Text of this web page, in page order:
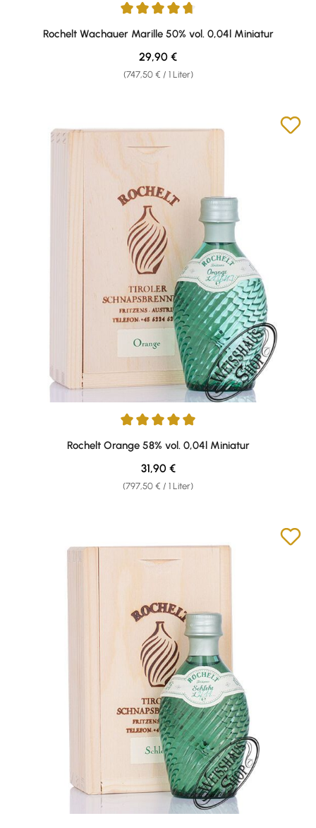
Durchschnittliche Bewertung von 4.71 von 5 Sternen
Rochelt Wachauer Marille 50% vol. 0,04l Miniatur
(747,50 € / 1 Liter)
Regulärer Preis:
29,90 €
Durchschnittliche Bewertung von 5 von 5 Sternen
Rochelt Orange 58% vol. 0,04l Miniatur
(797,50 € / 1 Liter)
Regulärer Preis:
31,90 €